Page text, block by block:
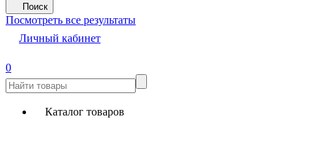
Поиск
Посмотреть все результаты
Личный кабинет
0
Каталог товаров